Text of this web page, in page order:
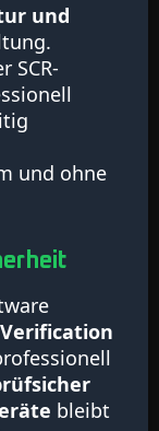
und
SCR-
und ohne
bleibt